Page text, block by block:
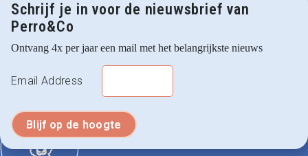
Schrijf je in voor de nieuwsbrief van
Perro&Co
Ontvang 4x per jaar een mail met het belangrijkste nieuws
Email Address